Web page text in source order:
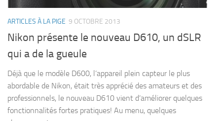
ARTICLES À LA PIGE 9 OCTOBRE 2013
Nikon présente le nouveau D610, un dSLR
qui a de la gueule
Déjà que le modèle D600, l’appareil plein capteur le plus
abordable de Nikon, était très apprécié des amateurs et des
professionnels, le nouveau D610 vient d’améliorer quelques
fonctionnalités fortes pratiques! Au menu, quelques